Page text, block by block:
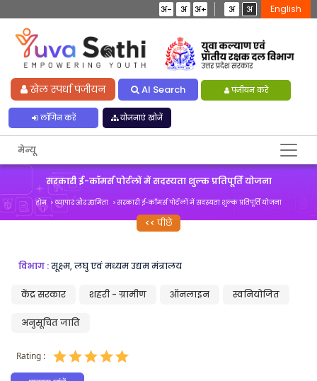
अ- अ अ+ अ अ English
खेल स्पर्धा पंजीयन AI Search पंजीयन करें
लॉगिन करें योजनाएं खोजें
मेन्यू
सरकारी ई-कॉमर्स पोर्टलों में सदस्यता शुल्क प्रतिपूर्ति योजना
होम व्यापार और उद्यमिता सरकारी ई-कॉमर्स पोर्टलों में सदस्यता शुल्क प्रतिपूर्ति योजना
पीछे
विभाग :सूक्ष्म, लघु एवं मध्यम उद्यम मंत्रालय
केंद्र सरकार शहरी - ग्रामीण ऑनलाइन स्वनियोजित
अनुसूचित जाति
Rating :